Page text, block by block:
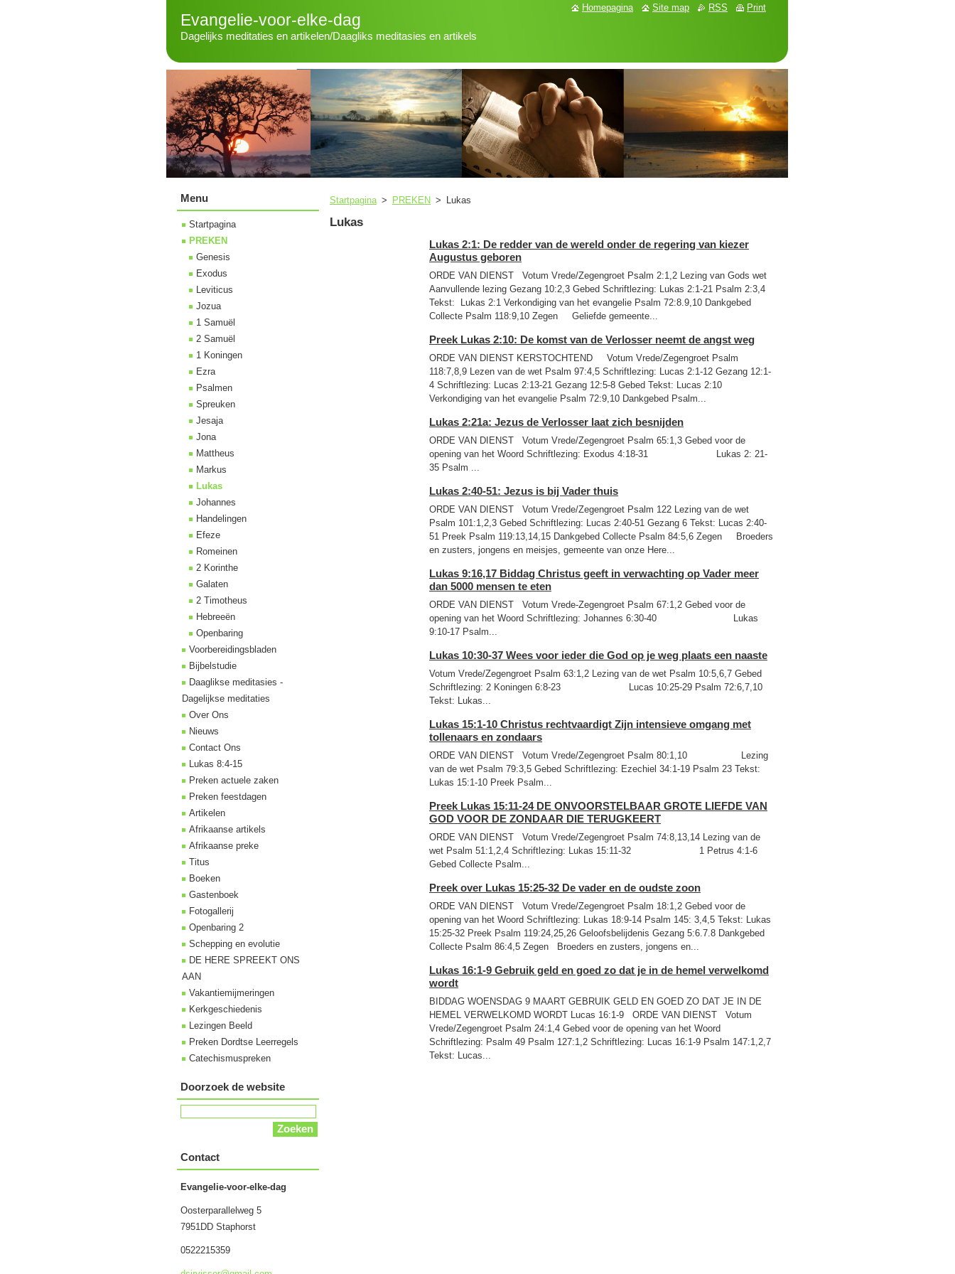
Evangelie-voor-elke-dag
Dagelijks meditaties en artikelen/Daagliks meditasies en artikels
Startpagina > PREKEN > Lukas
Lukas
Lukas 2:1: De redder van de wereld onder de regering van kiezer
Augustus geboren
ORDE VAN DIENST Votum Vrede/Zegengroet Psalm 2:1,2 Lezing van Gods wet
Aanvullende lezing Gezang 10:2,3 Gebed Schriftlezing: Lukas 2:1-21 Psalm 2:3,4
Tekst: Lukas 2:1 Verkondiging van het evangelie Psalm 72:8.9,10 Dankgebed
Collecte Psalm 118:9,10 Zegen Geliefde gemeente...
Preek Lukas 2:10: De komst van de Verlosser neemt de angst weg
ORDE VAN DIENST KERSTOCHTEND Votum Vrede/Zegengroet Psalm
118:7,8,9 Lezen van de wet Psalm 97:4,5 Schriftlezing: Lucas 2:1-12 Gezang 12:1-
4 Schriftlezing: Lucas 2:13-21 Gezang 12:5-8 Gebed Tekst: Lucas 2:10
Verkondiging van het evangelie Psalm 72:9,10 Dankgebed Psalm...
Lukas 2:21a: Jezus de Verlosser laat zich besnijden
ORDE VAN DIENST Votum Vrede/Zegengroet Psalm 65:1,3 Gebed voor de
opening van het Woord Schriftlezing: Exodus 4:18-31 Lukas 2: 21-
35 Psalm ...
Lukas 2:40-51: Jezus is bij Vader thuis
ORDE VAN DIENST Votum Vrede/Zegengroet Psalm 122 Lezing van de wet
Psalm 101:1,2,3 Gebed Schriftlezing: Lucas 2:40-51 Gezang 6 Tekst: Lucas 2:40-
51 Preek Psalm 119:13,14,15 Dankgebed Collecte Psalm 84:5,6 Zegen Broeders
en zusters, jongens en meisjes, gemeente van onze Here...
Lukas 9:16,17 Biddag Christus geeft in verwachting op Vader meer
dan 5000 mensen te eten
ORDE VAN DIENST Votum Vrede-Zegengroet Psalm 67:1,2 Gebed voor de
opening van het Woord Schriftlezing: Johannes 6:30-40 Lukas
9:10-17 Psalm...
Lukas 10:30-37 Wees voor ieder die God op je weg plaats een naaste
Votum Vrede/Zegengroet Psalm 63:1,2 Lezing van de wet Psalm 10:5,6,7 Gebed
Schriftlezing: 2 Koningen 6:8-23 Lucas 10:25-29 Psalm 72:6,7,10
Tekst: Lukas...
Lukas 15:1-10 Christus rechtvaardigt Zijn intensieve omgang met
tollenaars en zondaars
ORDE VAN DIENST Votum Vrede/Zegengroet Psalm 80:1,10 Lezing
van de wet Psalm 79:3,5 Gebed Schriftlezing: Ezechiel 34:1-19 Psalm 23 Tekst:
Lukas 15:1-10 Preek Psalm...
Preek Lukas 15:11-24 DE ONVOORSTELBAAR GROTE LIEFDE VAN
GOD VOOR DE ZONDAAR DIE TERUGKEERT
ORDE VAN DIENST Votum Vrede/Zegengroet Psalm 74:8,13,14 Lezing van de
wet Psalm 51:1,2,4 Schriftlezing: Lukas 15:11-32 1 Petrus 4:1-6
Gebed Collecte Psalm...
Preek over Lukas 15:25-32 De vader en de oudste zoon
ORDE VAN DIENST Votum Vrede/Zegengroet Psalm 18:1,2 Gebed voor de
opening van het Woord Schriftlezing: Lukas 18:9-14 Psalm 145: 3,4,5 Tekst: Lukas
15:25-32 Preek Psalm 119:24,25,26 Geloofsbelijdenis Gezang 5:6.7.8 Dankgebed
Collecte Psalm 86:4,5 Zegen Broeders en zusters, jongens en...
Lukas 16:1-9 Gebruik geld en goed zo dat je in de hemel verwelkomd
wordt
BIDDAG WOENSDAG 9 MAART GEBRUIK GELD EN GOED ZO DAT JE IN DE
HEMEL VERWELKOMD WORDT Lucas 16:1-9 ORDE VAN DIENST Votum
Vrede/Zegengroet Psalm 24:1,4 Gebed voor de opening van het Woord
Schriftlezing: Psalm 49 Psalm 127:1,2 Schriftlezing: Lucas 16:1-9 Psalm 147:1,2,7
Tekst: Lucas...
Menu
Startpagina
PREKEN
Genesis
Exodus
Leviticus
Jozua
1 Samuël
2 Samuël
1 Koningen
Ezra
Psalmen
Spreuken
Jesaja
Jona
Mattheus
Markus
Lukas
Johannes
Handelingen
Efeze
Romeinen
2 Korinthe
Galaten
2 Timotheus
Hebreeën
Openbaring
Voorbereidingsbladen
Bijbelstudie
Daaglikse meditasies -
Dagelijkse meditaties
Over Ons
Nieuws
Contact Ons
Lukas 8:4-15
Preken actuele zaken
Preken feestdagen
Artikelen
Afrikaanse artikels
Afrikaanse preke
Titus
Boeken
Gastenboek
Fotogallerij
Openbaring 2
Schepping en evolutie
DE HERE SPREEKT ONS
AAN
Vakantiemijmeringen
Kerkgeschiedenis
Lezingen Beeld
Preken Dordtse Leerregels
Catechismuspreken
Doorzoek de website
Contact
Evangelie-voor-elke-dag
Oosterparallelweg 5
7951DD Staphorst
0522215359
Homepagina Site map RSS Print